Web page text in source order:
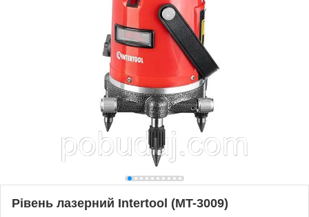
Рівень лазерний Intertool (MT-3009)